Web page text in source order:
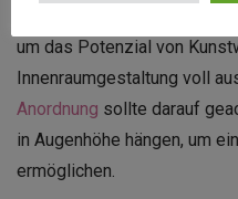
um das Potenzial von
Innenraumgestaltung voll
Anordnung sollte darauf
in Augenhöhe hängen, um
ermöglichen.